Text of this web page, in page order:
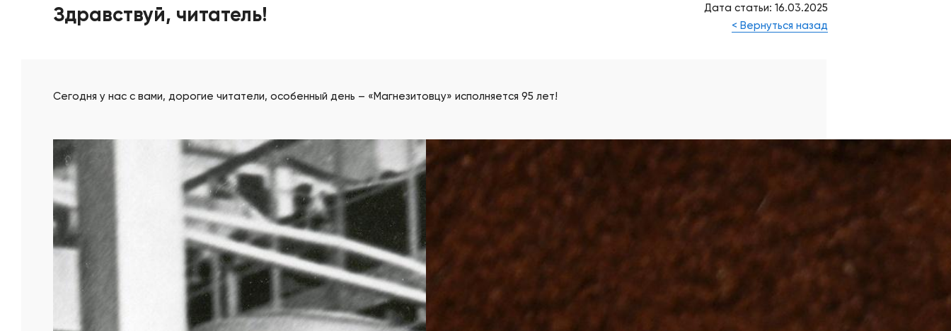
Здравствуй, читатель! Дата статьи: 16.03.2025
< Вернуться назад
Сегодня у нас с вами, дорогие читатели, особенный день – «Магнезитовцу» исполняется 95 лет!